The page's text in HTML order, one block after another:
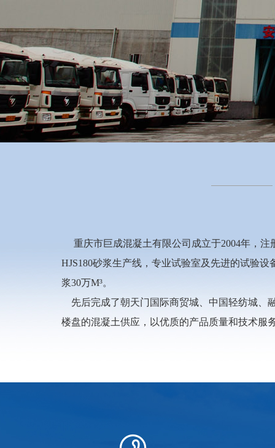
重庆市巨成混凝土有限公司成立于2004年，注
HJS180砂浆生产线，专业试验室及先进的试验
浆30万M³。
先后完成了朝天门国际商贸城、中国轻纺城、
楼盘的混凝土供应，以优质的产品质量和技术服